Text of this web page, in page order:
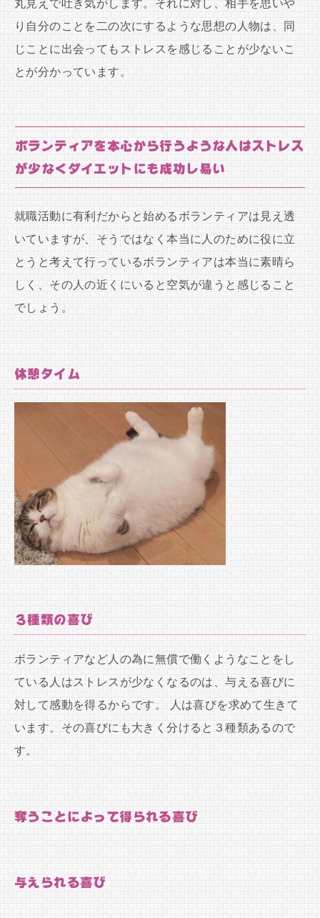
丸見えで吐き気がします。それに対し、相手を思いや
り自分のことを二の次にするような思想の人物は、同
じことに出会ってもストレスを感じることが少ないこ
とが分かっています。
ボランティアを本心から行うような人はストレス
が少なくダイエットにも成功し易い
就職活動に有利だからと始めるボランティアは見え透
いていますが、そうではなく本当に人のために役に立
とうと考えて行っているボランティアは本当に素晴ら
しく、その人の近くにいると空気が違うと感じること
でしょう。
休憩タイム
３種類の喜び
ボランティアなど人の為に無償で働くようなことをし
ている人はストレスが少なくなるのは、与える喜びに
対して感動を得るからです。 人は喜びを求めて生きて
います。その喜びにも大きく分けると３種類あるので
す。
奪うことによって得られる喜び
与えられる喜び